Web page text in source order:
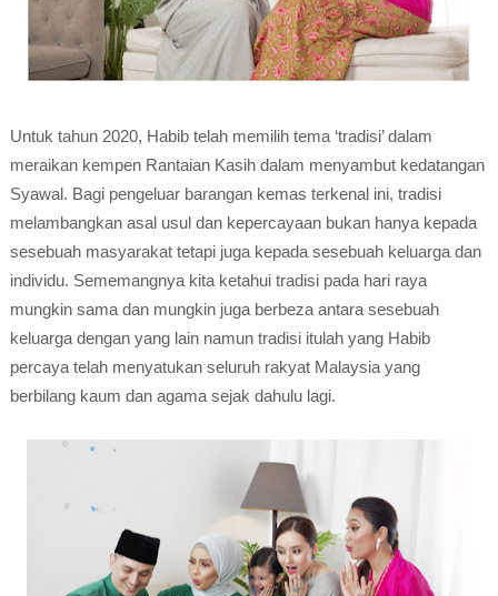
Untuk tahun 2020, Habib telah memilih tema ‘tradisi’ dalam
meraikan kempen Rantaian Kasih dalam menyambut kedatangan
Syawal. Bagi pengeluar barangan kemas terkenal ini, tradisi
melambangkan asal usul dan kepercayaan bukan hanya kepada
sesebuah masyarakat tetapi juga kepada sesebuah keluarga dan
individu. Sememangnya kita ketahui tradisi pada hari raya
mungkin sama dan mungkin juga berbeza antara sesebuah
keluarga dengan yang lain namun tradisi itulah yang Habib
percaya telah menyatukan seluruh rakyat Malaysia yang
berbilang kaum dan agama sejak dahulu lagi.